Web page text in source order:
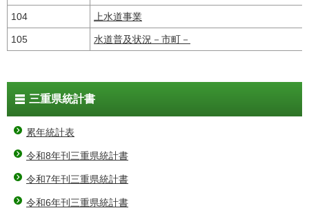
104 上水道事業
105 水道普及状況－市町－
三重県統計書
累年統計表
令和8年刊三重県統計書
令和7年刊三重県統計書
令和6年刊三重県統計書